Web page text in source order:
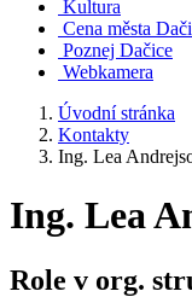
Kultura
Cena města
Poznej Dačice
Webkamera
Úvodní stránka
Kontakty
Ing. Lea
Ing. Lea
Role v org.